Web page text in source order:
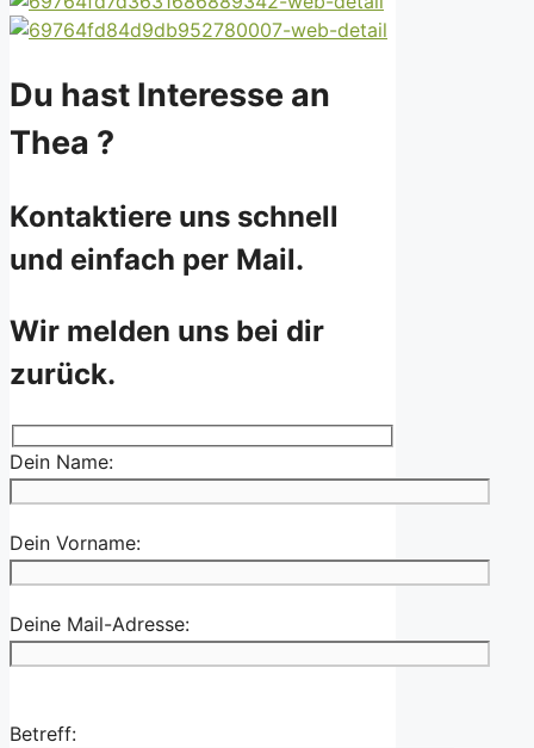
Du hast Interesse an
Thea ?
Kontaktiere uns schnell
und einfach per Mail.
Wir melden uns bei dir
zurück.
Dein Name:
Dein Vorname:
Deine Mail-Adresse:
Betreff: